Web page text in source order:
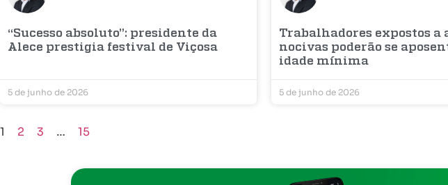
“Sucesso absoluto”: presidente da
Alece prestigia festival de Viçosa
5 de junho de 2026
Trabalhadores expostos a
nocivas poderão se
idade mínima
5 de junho de 2026
1 2 3 … 15